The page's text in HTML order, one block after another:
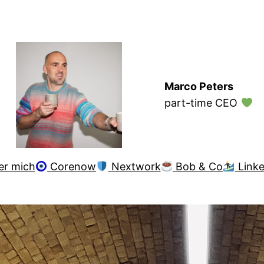
Marco Peters
part-time CEO
mich Corenow Nextwork Bob & Co